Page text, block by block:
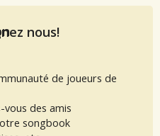
nous!
de joueurs de
des amis
songbook